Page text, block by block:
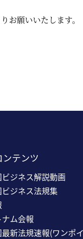
お願いいたします。
ンテンツ
ビジネス解説動画
ビジネス法規集
ム会報
最新法規速報(ワンポ